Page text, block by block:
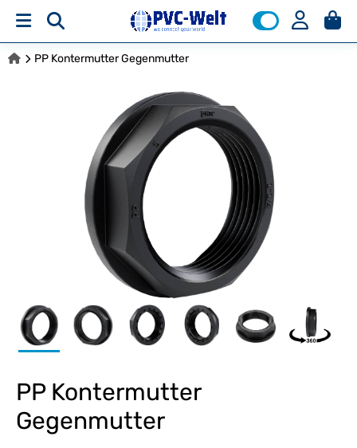
PP Kontermutter Gegenmutter
PP Kontermutter
Gegenmutter